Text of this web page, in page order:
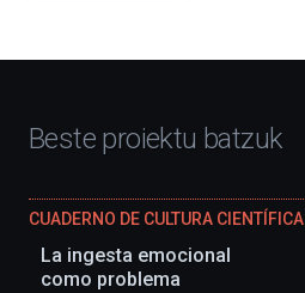
Beste proiektu batzuk
CUADERNO DE CULTURA CIENTÍFICA
La ingesta emocional
como problema